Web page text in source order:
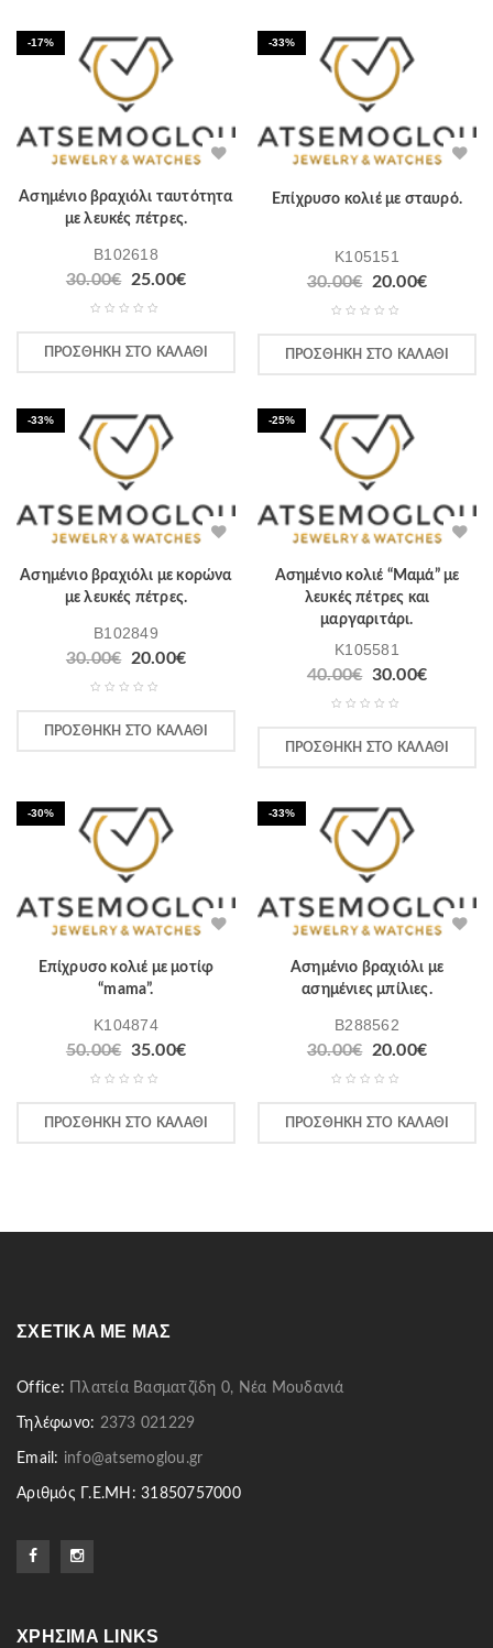
-17%
Ασημένιο βραχιόλι ταυτότητα
με λευκές πέτρες.
B102618
30.00€ 25.00€
ΠΡΟΣΘΉΚΗ ΣΤΟ ΚΑΛΆΘΙ
-33%
Επίχρυσο κολιέ με σταυρό.
K105151
30.00€ 20.00€
ΠΡΟΣΘΉΚΗ ΣΤΟ ΚΑΛΆΘΙ
-33%
Ασημένιο βραχιόλι με κορώνα
με λευκές πέτρες.
B102849
30.00€ 20.00€
ΠΡΟΣΘΉΚΗ ΣΤΟ ΚΑΛΆΘΙ
-25%
Ασημένιο κολιέ “Μαμά” με
λευκές πέτρες και
μαργαριτάρι.
K105581
40.00€ 30.00€
ΠΡΟΣΘΉΚΗ ΣΤΟ ΚΑΛΆΘΙ
-30%
Επίχρυσο κολιέ με μοτίφ
“mama”.
K104874
50.00€ 35.00€
ΠΡΟΣΘΉΚΗ ΣΤΟ ΚΑΛΆΘΙ
-33%
Ασημένιο βραχιόλι με
ασημένιες μπίλιες.
B288562
30.00€ 20.00€
ΠΡΟΣΘΉΚΗ ΣΤΟ ΚΑΛΆΘΙ
ΣΧΕΤΙΚΆ ΜΕ ΜΑΣ
Office: Πλατεία Βασματζίδη 0, Νέα Μουδανιά
Τηλέφωνο: 2373 021229
Email: info@atsemoglou.gr
Αριθμός Γ.Ε.ΜΗ: 31850757000
ΧΡΉΣΙΜΑ LINKS